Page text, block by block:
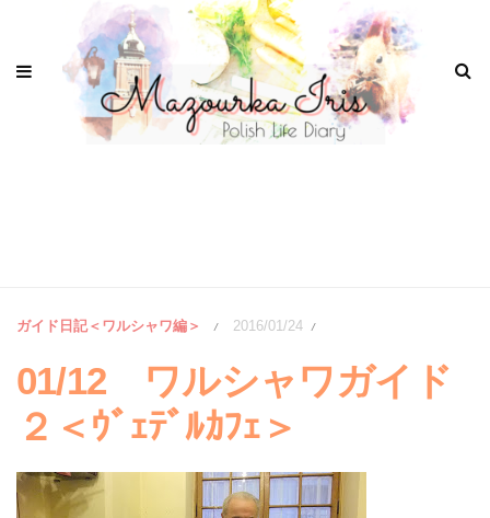
ガイド日記＜ワルシャワ編＞ / 2016/01/24 /
01/12 ワルシャワガイド
２＜ｳﾞｪﾃﾞﾙｶﾌｪ＞